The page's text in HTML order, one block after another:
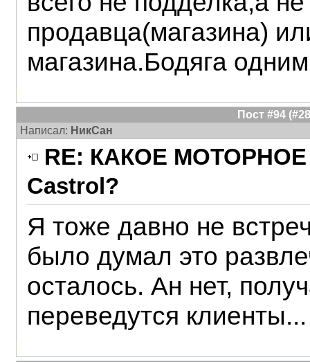
продавца(магазина)
магазина.Бодяга
Пост #94
Написал: НикСан
RE: КАКОЕ
Castrol?
Я тоже давно не
было думал это
осталось. Ан нет,
переведутся клиенты...